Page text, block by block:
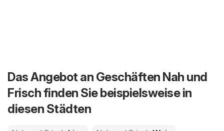
Das Angebot an Geschäften Nah und
Frisch finden Sie beispielsweise in
diesen Städten